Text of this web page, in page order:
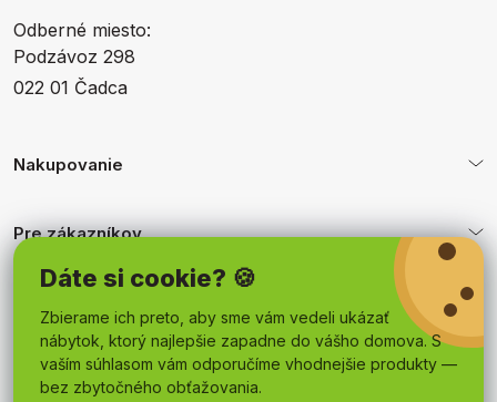
Dáte si cookie? 🍪
Zbierame ich preto, aby sme vám vedeli ukázať
nábytok, ktorý najlepšie zapadne do vášho domova. S
vaším súhlasom vám odporučíme vhodnejšie produkty —
bez zbytočného obťažovania.
Odberné miesto:
Podzávoz 298
022 01 Čadca
Nakupovanie
Pre zákazníkov